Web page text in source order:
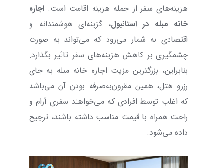
هزینه‌های سفر از جمله هزینه اقامت است. اجاره
خانه مبله در استانبول، گزینه‌ای هوشمندانه و
اقتصادی به شمار می‌رود که می‌تواند به صورت
چشمگیری بر کاهش هزینه‌های سفر تاثیر بگذارد.
بنابراین، بزرگترین مزیت اجاره خانه مبله به جای
رزرو هتل، همین مقرون‌به‌صرفه بودن آن ‌می‌باشد
که اغلب توسط افرادی که می‌خواهند سفری آرام و
راحت همراه با قیمت مناسب داشته باشند، ترجیح
داده می‌شود.